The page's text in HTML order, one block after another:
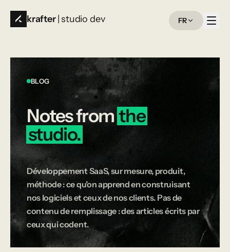
krafter | studio dev FR
BLOG
Notesfrom the
studio.
Développement SaaS, sur mesure, produit,
méthode : ce qu’on apprend en construisant
nos logiciels et ceux de nos clients. Pas de
contenu de remplissage : des articles écrits par
ceux qui codent.